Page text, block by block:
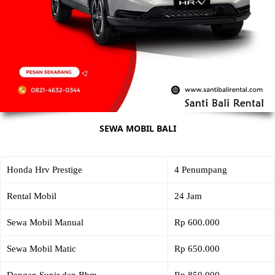
SEWA MOBIL BALI
Honda Hrv Prestige 4 Penumpang
Rental Mobil 24 Jam
Sewa Mobil Manual Rp 600.000
Sewa Mobil Matic Rp 650.000